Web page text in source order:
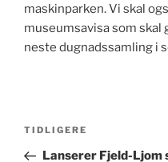
maskinparken. Vi skal
museumsavisa som
neste dugnadssamling i
Innleggsnavigasjon
Forrige
innlegg
TIDLIGERE
Lanserer Fjeld-Ljom